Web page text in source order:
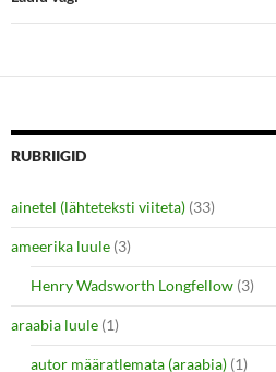
w
w
o
w
d
RUBRIIGID
ainetel (lähteteksti viiteta) (33)
ameerika luule (3)
Henry Wadsworth Longfellow (3)
araabia luule (1)
autor määratlemata (araabia) (1)